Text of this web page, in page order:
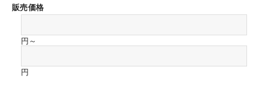
販売価格
円～
円